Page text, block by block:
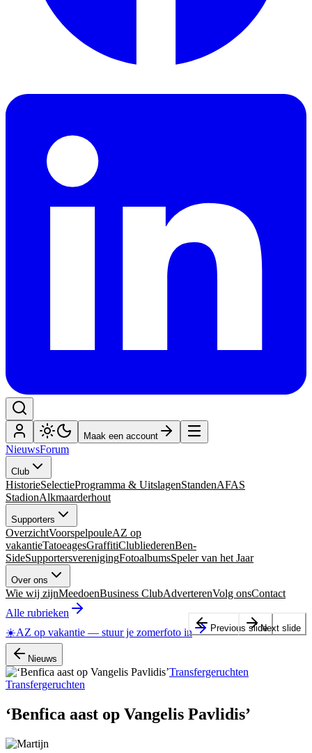
Maak een account
NieuwsForum
Club
HistorieSelectieProgramma & UitslagenStandenAFAS
StadionAlkmaarderhout
Supporters
OverzichtVoorspelpouleAZ op
vakantieTatoeagesGraffitiClubliederenBen-
SideSupportersverenigingFotoalbumsSpeler van het Jaar
Over ons
Wie wij zijnMeedoenBusiness ClubAdverterenVolg onsContact
Alle rubrieken
☀️AZ op vakantie — stuur je zomerfoto in
Nieuws
Transfergeruchten
Transfergeruchten
‘Benfica aast op Vangelis Pavlidis’
Previous slideNext slide